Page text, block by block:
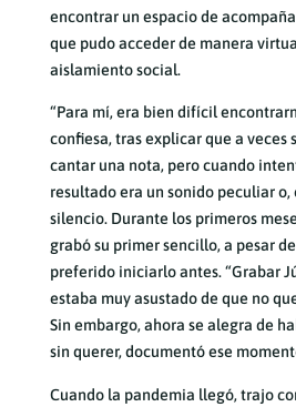
encontrar un espacio de
que pudo acceder de manera
aislamiento social.
“Para mí, era bien difícil
confiesa, tras explicar que a veces
cantar una nota, pero cuando
resultado era un sonido peculiar o,
silencio. Durante los primeros
grabó su primer sencillo, a pesar
preferido iniciarlo antes. “Grabar
estaba muy asustado de que no
Sin embargo, ahora se alegra de
sin querer, documentó ese
Cuando la pandemia llegó, trajo